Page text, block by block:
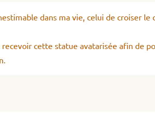
dans ma vie, celui de croiser
cette statue avatarisée afin de